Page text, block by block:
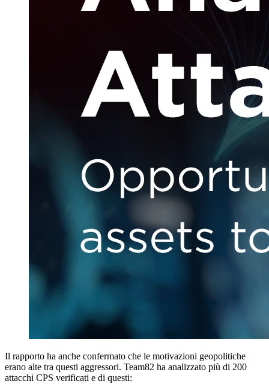
Il rapporto ha anche confermato che le motivazioni geopolitiche
erano alte tra questi aggressori. Team82 ha analizzato più di 200
attacchi CPS verificati e di questi: